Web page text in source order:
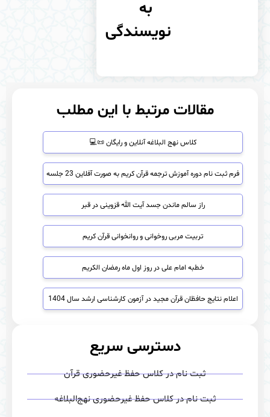
نویسندگی
مقالات مرتبط با این مطلب
کلاس نهج‌ البلاغه آنلاین و رایگان 📜💻
فرم ثبت نام دوره آموزش ترجمه قرآن کریم به صورت آفلاین 23 جلسه
راز سالم ماندن جسد آیت الله قزوینی در قبر
تربیت مربی روخوانی و روانخوانی قرآن کریم
خطبه امام علی در روز اول ماه رمضان الکریم
اعلام نتایج حافظان قرآن مجید در آزمون كارشناسی ارشد سال 1404
دسترسی سریع
ثبت نام در کلاس حفظ غیرحضوری قرآن
ثبت نام در کلاس حفظ غیرحضوری نهج‌البلاغه